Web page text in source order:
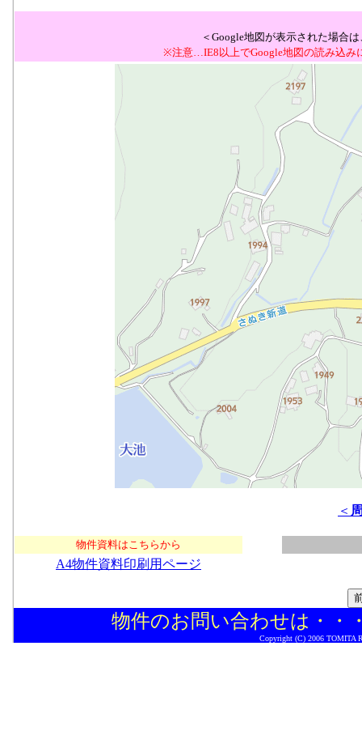
＜Google地図が表示された場合
※注意…IE8以上でGoogle地図の読み込み
＜
物件資料はこちらから
A4物件資料印刷用ページ
物件のお問い合わせは・
Copyright (C) 2006 TOMITA